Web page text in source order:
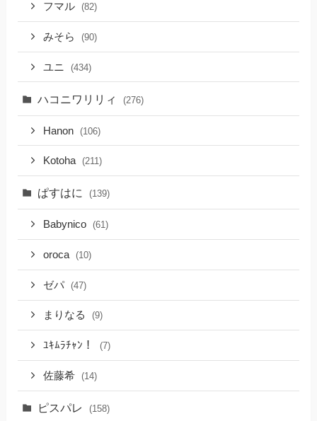
フマル (82)
みそら (90)
ユニ (434)
ハコニワリリィ (276)
Hanon (106)
Kotoha (211)
ぱすはに (139)
Babynico (61)
oroca (10)
ゼパ (47)
まりなる (9)
ﾕｷﾑﾗﾁｬﾝ！ (7)
佐藤希 (14)
ピスパレ (158)